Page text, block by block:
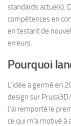
standards actuels).
compétences en
en testant de
erreurs.
Pourquoi
L’idée a germé en
design sur
J’ai remporté le
ce qui m’a motivé à